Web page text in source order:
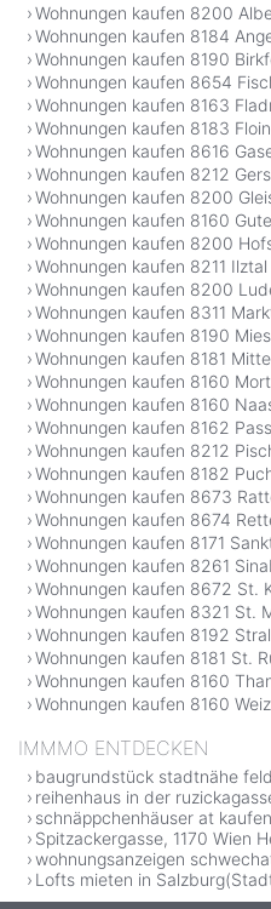
Wohnungen kaufen 8200
Wohnungen kaufen 8184
Wohnungen kaufen 8190
Wohnungen kaufen 8654
Wohnungen kaufen 8163
Wohnungen kaufen 8183
Wohnungen kaufen 8616
Wohnungen kaufen 8212
Wohnungen kaufen 8200
Wohnungen kaufen 8160
Wohnungen kaufen 8200
Wohnungen kaufen 8211 Ilztal
Wohnungen kaufen 8200
Wohnungen kaufen 8311
Wohnungen kaufen 8190
Wohnungen kaufen 8181
Wohnungen kaufen 8160
Wohnungen kaufen 8160
Wohnungen kaufen 8162
Wohnungen kaufen 8212
Wohnungen kaufen 8182
Wohnungen kaufen 8673
Wohnungen kaufen 8674
Wohnungen kaufen 8171
Wohnungen kaufen 8261
Wohnungen kaufen 8672 St.
Wohnungen kaufen 8321 St.
Wohnungen kaufen 8192
Wohnungen kaufen 8181 St.
Wohnungen kaufen 8160
Wohnungen kaufen 8160 Weiz
IMMMO ENTDECKEN
baugrundstück stadtnähe
reihenhaus in der
schnäppchenhäuser at kaufen
Spitzackergasse, 1170 Wien
wohnungsanzeigen
Lofts mieten in